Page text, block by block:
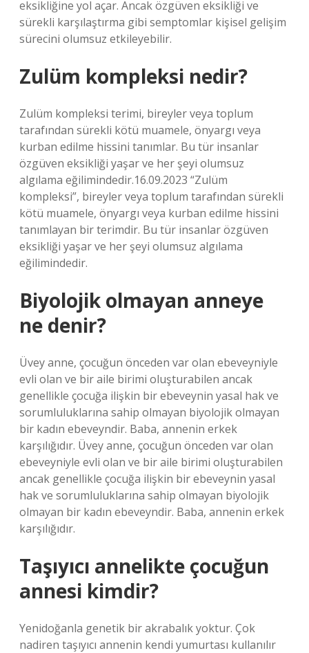
eksikliğine yol açar. Ancak özgüven eksikliği ve
sürekli karşılaştırma gibi semptomlar kişisel gelişim
sürecini olumsuz etkileyebilir.
Zulüm kompleksi nedir?
Zulüm kompleksi terimi, bireyler veya toplum
tarafından sürekli kötü muamele, önyargı veya
kurban edilme hissini tanımlar. Bu tür insanlar
özgüven eksikliği yaşar ve her şeyi olumsuz
algılama eğilimindedir.16.09.2023 “Zulüm
kompleksi”, bireyler veya toplum tarafından sürekli
kötü muamele, önyargı veya kurban edilme hissini
tanımlayan bir terimdir. Bu tür insanlar özgüven
eksikliği yaşar ve her şeyi olumsuz algılama
eğilimindedir.
Biyolojik olmayan anneye
ne denir?
Üvey anne, çocuğun önceden var olan ebeveyniyle
evli olan ve bir aile birimi oluşturabilen ancak
genellikle çocuğa ilişkin bir ebeveynin yasal hak ve
sorumluluklarına sahip olmayan biyolojik olmayan
bir kadın ebeveyndir. Baba, annenin erkek
karşılığıdır. Üvey anne, çocuğun önceden var olan
ebeveyniyle evli olan ve bir aile birimi oluşturabilen
ancak genellikle çocuğa ilişkin bir ebeveynin yasal
hak ve sorumluluklarına sahip olmayan biyolojik
olmayan bir kadın ebeveyndir. Baba, annenin erkek
karşılığıdır.
Taşıyıcı annelikte çocuğun
annesi kimdir?
Yenidoğanla genetik bir akrabalık yoktur. Çok
nadiren taşıyıcı annenin kendi yumurtası kullanılır